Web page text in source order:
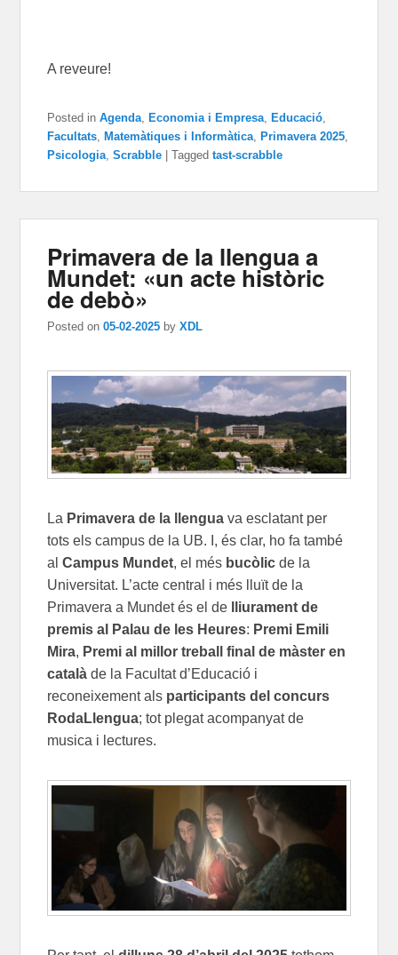
A reveure!
Posted in Agenda, Economia i Empresa, Educació,
Facultats, Matemàtiques i Informàtica, Primavera 2025,
Psicologia,Scrabble |Tagged tast-scrabble
Primavera de la llengua a
Mundet: «un acte històric
de debò»
Posted on05-02-2025 byXDL
La Primavera de la llengua va esclatant per
tots els campus de la UB. I, és clar, ho fa també
alCampus Mundet, el més bucòlic de la
Universitat. L’acte central i més lluït de la
Primavera a Mundet és el de
lliurament de
premis al Palau de les Heures: Premi Emili
Mira, Premi al millor treball final de màster en
català de la Facultat d’Educació i
reconeixement als participants del concurs
RodaLlengua; tot plegat acompanyat de
musica i lectures.